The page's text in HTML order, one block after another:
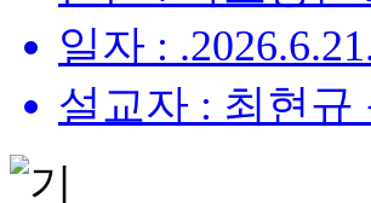
일자 :
설교자 : 최현규